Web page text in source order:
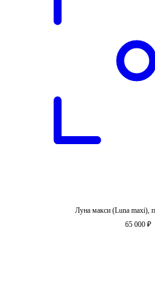
Луна макси (Luna maxi),
65 000 ₽